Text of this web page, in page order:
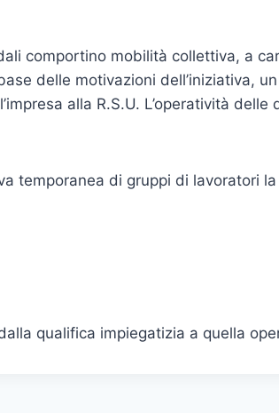
comportino mobilità collettiva, a
delle motivazioni dell’iniziativa,
alla R.S.U. L’operatività
temporanea di gruppi di lavoratori
qualifica impiegatizia a quella